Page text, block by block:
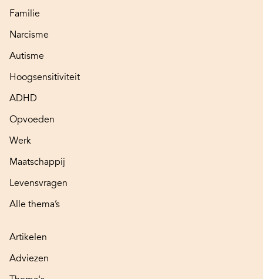
Familie
Narcisme
Autisme
Hoogsensitiviteit
ADHD
Opvoeden
Werk
Maatschappij
Levensvragen
Alle thema’s
Artikelen
Adviezen